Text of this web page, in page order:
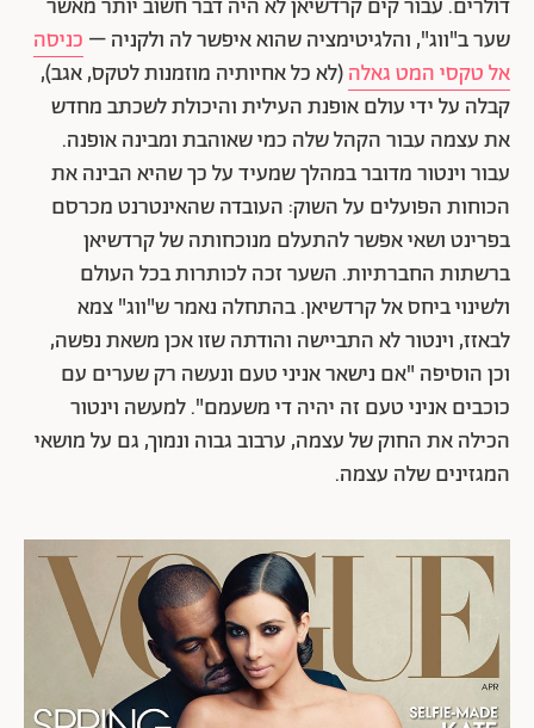
דולרים. עבור קים קרדשיאן לא היה דבר חשוב יותר מאשר
שער ב"ווג", והלגיטימציה שהוא איפשר לה ולקניה – כניסה
אל טקסי המט גאלה(לא כל אחיותיה מוזמנות לטקס, אגב),
קבלה על ידי עולם אופנת העילית והיכולת לשכתב מחדש
את עצמה עבור הקהל שלה כמי שאוהבת ומבינה אופנה.
עבור וינטור מדובר במהלך שמעיד על כך שהיא הבינה את
הכוחות הפועלים על השוק: העובדה שהאינטרנט מכרסם
בפרינט ושאי אפשר להתעלם מנוכחותה של קרדשיאן
ברשתות החברתיות. השער זכה לכותרות בכל העולם
ולשינוי ביחס אל קרדשיאן. בהתחלה נאמר ש"ווג" צמא
לבאזז, וינטור לא התביישה והודתה שזו אכן משאת נפשה,
וכן הוסיפה "אם נישאר אניני טעם ונעשה רק שערים עם
כוכבים אניני טעם זה יהיה די משעמם". למעשה וינטור
הכילה את החוק של עצמה, ערבוב גבוה ונמוך, גם על מושאי
המגזינים שלה עצמה.